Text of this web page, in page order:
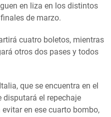
en liza en los distintos
de marzo.
cuatro boletos, mientras
otros dos pases y todos
que se encuentra en el
disputará el repechaje
en ese cuarto bombo,